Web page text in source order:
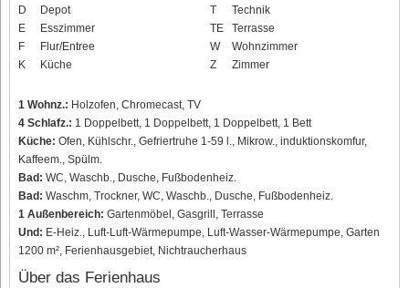
D
Depot
E
Esszimmer
F
Flur/Entree
K
Küche
T
Technik
TE
Terrasse
W
Wohnzimmer
Z
Zimmer
1 Wohnz.: Holzofen, Chromecast, TV
4 Schlafz.: 1 Doppelbett, 1 Doppelbett, 1 Doppelbett, 1 Bett
Küche: Ofen, Kühlschr., Gefriertruhe 1-59 l., Mikrow., induktionskomfur,
Kaffeem., Spülm.
Bad: WC, Waschb., Dusche, Fußbodenheiz.
Bad: Waschm, Trockner, WC, Waschb., Dusche, Fußbodenheiz.
1 Außenbereich: Gartenmöbel, Gasgrill, Terrasse
Und: E-Heiz., Luft-Luft-Wärmepumpe, Luft-Wasser-Wärmepumpe, Garten
1200 m², Ferienhausgebiet, Nichtraucherhaus
Über das Ferienhaus